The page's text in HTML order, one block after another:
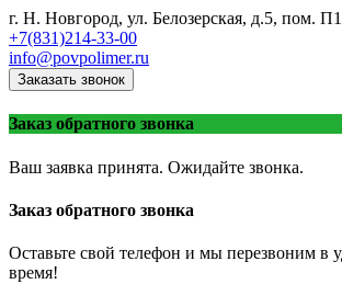
г. Н. Новгород, ул. Белозерская, д.5, пом.
+7(831)214-33-00
info@povpolimer.ru
Заказать звонок
Заказ обратного звонка
Ваш заявка принята. Ожидайте звонка.
Заказ обратного звонка
Оставьте свой телефон и мы перезвоним в
время!